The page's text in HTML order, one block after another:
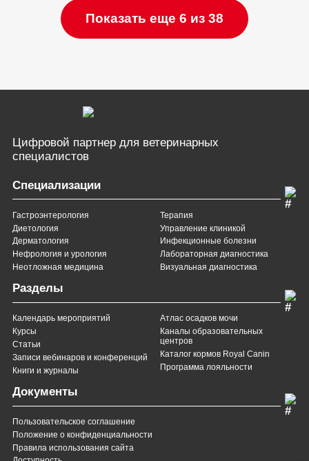
Показать еще 6 из 38
Цифровой партнер для ветеринарных
специалистов
Специализации
Гастроэнтерология
Диетология
Дерматология
Нефрология и урология
Неотложная медицина
Терапия
Управление клиникой
Инфекционные болезни
Лабораторная диагностика
Визуальная диагностика
Разделы
Календарь мероприятий
Курсы
Статьи
Записи вебинаров и конференций
Книги и журналы
Атлас осадков мочи
Каналы образовательных
центров
Каталог кормов Royal Canin
Программа лояльности
Документы
Пользовательское соглашение
Положение о конфиденциальности
Правила использования сайта